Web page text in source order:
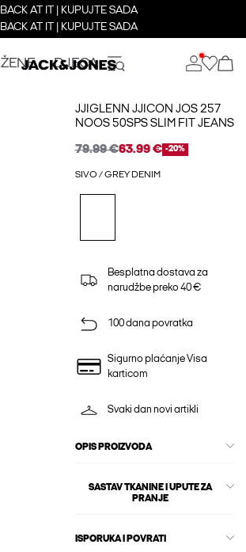
BACK AT IT | KUPUJTE SADA
BACK AT IT | KUPUJTE SADA
ŽENE DJECA
JJIGLENN JJICON JOS 257
NOOS 50SPS SLIM FIT JEANS
79.99 €63.99 € -20%
SIVO / GREY DENIM
Besplatna dostava za
narudžbe preko 40 €
100 dana povratka
Sigurno plaćanje Visa
karticom
Svaki dan novi artikli
OPIS PROIZVODA
SASTAV TKANINE I UPUTE ZA
PRANJE
ISPORUKA I POVRATI